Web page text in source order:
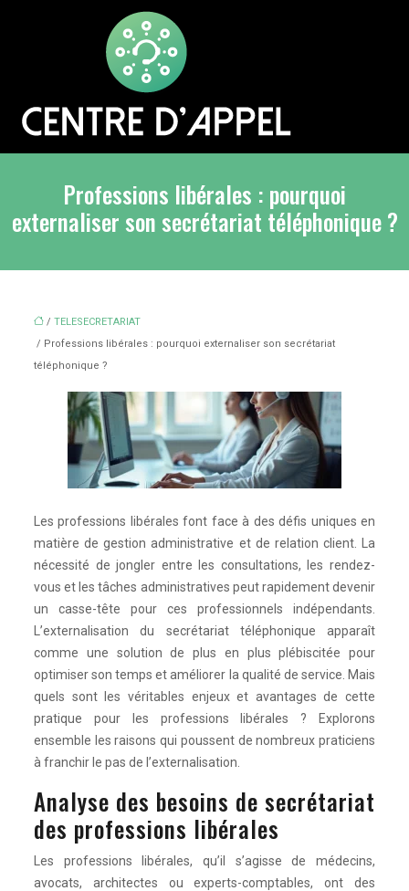
Professions libérales : pourquoi
externaliser son secrétariat téléphonique ?
/ TELESECRETARIAT
/ Professions libérales : pourquoi externaliser son secrétariat
téléphonique ?
Les professions libérales font face à des défis uniques en
matière de gestion administrative et de relation client. La
nécessité de jongler entre les consultations, les rendez-
vous et les tâches administratives peut rapidement devenir
un casse-tête pour ces professionnels indépendants.
L’externalisation du secrétariat téléphonique apparaît
comme une solution de plus en plus plébiscitée pour
optimiser son temps et améliorer la qualité de service. Mais
quels sont les véritables enjeux et avantages de cette
pratique pour les professions libérales ? Explorons
ensemble les raisons qui poussent de nombreux praticiens
à franchir le pas de l’externalisation.
Analyse des besoins de secrétariat
des professions libérales
Les professions libérales, qu’il s’agisse de médecins,
avocats, architectes ou experts-comptables, ont des